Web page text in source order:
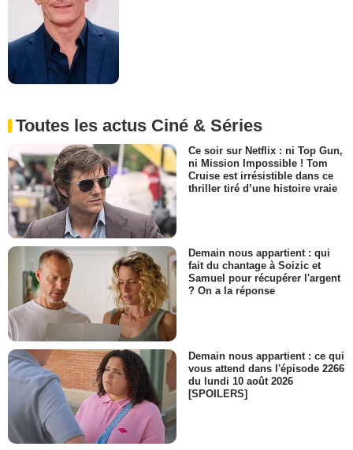
Toutes les actus Ciné & Séries
Ce soir sur Netflix : ni Top Gun,
ni Mission Impossible ! Tom
Cruise est irrésistible dans ce
thriller tiré d’une histoire vraie
Demain nous appartient : qui
fait du chantage à Soizic et
Samuel pour récupérer l'argent
? On a la réponse
Demain nous appartient : ce qui
vous attend dans l'épisode 2266
du lundi 10 août 2026
[SPOILERS]